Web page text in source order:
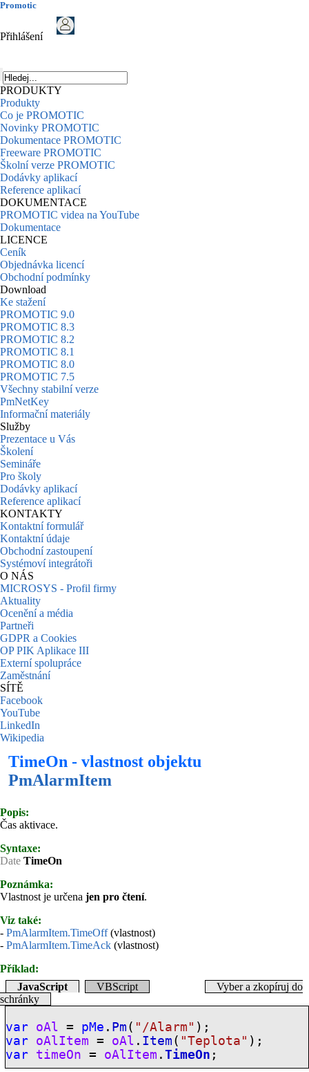
Promotic
Přihlášení
PRODUKTY
Produkty
Co je PROMOTIC
Novinky PROMOTIC
Dokumentace PROMOTIC
Freeware PROMOTIC
Školní verze PROMOTIC
Dodávky aplikací
Reference aplikací
DOKUMENTACE
PROMOTIC videa na YouTube
Dokumentace
LICENCE
Ceník
Objednávka licencí
Obchodní podmínky
Download
Ke stažení
PROMOTIC 9.0
PROMOTIC 8.3
PROMOTIC 8.2
PROMOTIC 8.1
PROMOTIC 8.0
PROMOTIC 7.5
Všechny stabilní verze
PmNetKey
Informační materiály
Služby
Prezentace u Vás
Školení
Semináře
Pro školy
Dodávky aplikací
Reference aplikací
KONTAKTY
Kontaktní formulář
Kontaktní údaje
Obchodní zastoupení
Systémoví integrátoři
O NÁS
MICROSYS - Profil firmy
Aktuality
Ocenění a média
Partneři
GDPR a Cookies
OP PIK Aplikace III
Externí spolupráce
Zaměstnání
SÍTĚ
Facebook
YouTube
LinkedIn
Wikipedia
TimeOn - vlastnost objektu
PmAlarmItem
Popis:
Čas aktivace.
Syntaxe:
Date TimeOn
Poznámka:
Vlastnost je určena jen pro čtení.
Viz také:
- PmAlarmItem.TimeOff(vlastnost)
- PmAlarmItem.TimeAck (vlastnost)
Příklad:
JavaScript
VBScript
Vyber a zkopíruj do
schránky
var oAl = pMe . Pm ( "/Alarm" );
var oAlItem = oAl . Item ( "Teplota" );
var timeOn = oAlItem .TimeOn ;